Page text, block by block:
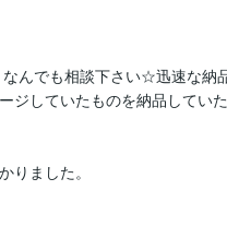
んでも相談下さい☆迅速な納
ジしていたものを納品してい
りました。